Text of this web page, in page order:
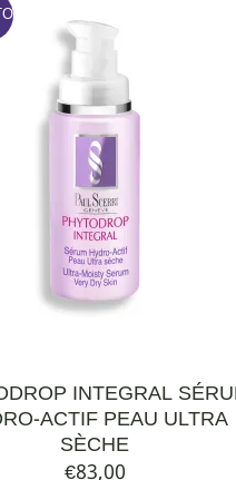
INTEGRAL
ACTIF PEAU ULTRA
SÈCHE